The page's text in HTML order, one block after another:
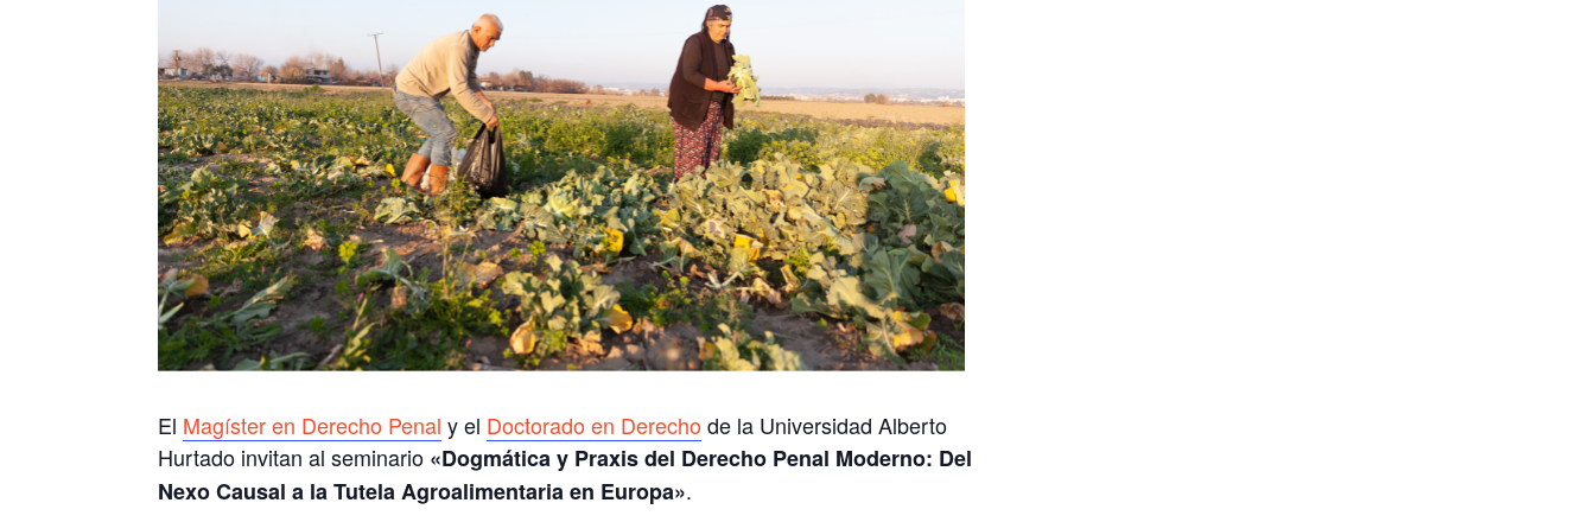
El Magíster en Derecho Penal y el Doctorado en Derecho de la Universidad Alberto
Hurtado invitan al seminario «Dogmática y Praxis del Derecho Penal Moderno: Del
Nexo Causal a la Tutela Agroalimentaria en Europa».